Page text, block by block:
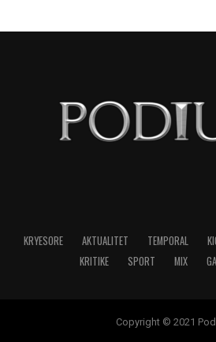
luksin e exit – emigracioni
me instrumentet që njeh:
Kjo zhvendosje sjell tre
në tranzicion: nëse nuk
pjesëmarrjen e të rinjve, do ta
Së dyti, ushtria dhe aparati